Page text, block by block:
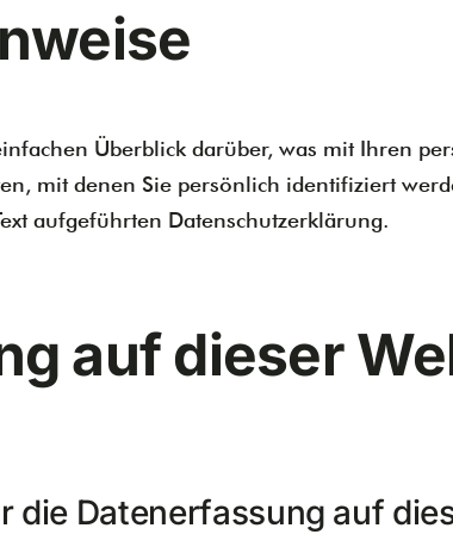
Überblick darüber, was mit Ihren
mit denen Sie persönlich identifiziert
aufgeführten Datenschutzerklärung.
auf dieser
Datenerfassung auf